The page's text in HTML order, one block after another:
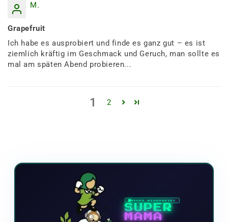
M.
Grapefruit
Ich habe es ausprobiert und finde es ganz gut – es ist
ziemlich kräftig im Geschmack und Geruch, man sollte es
mal am späten Abend probieren...
1 2
NEUES VIDEOSPIEL
SUPER
MAMA